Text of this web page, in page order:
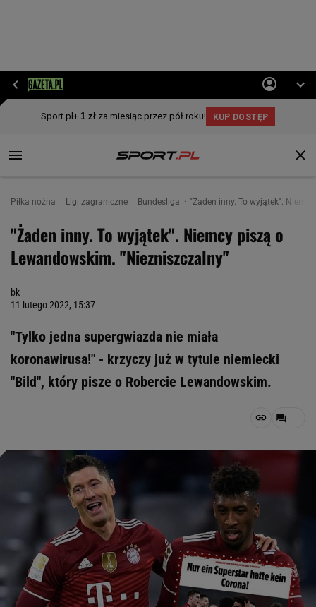
Piłka nożna Ligi zagraniczne Bundesliga "Żaden inny. To wyjątek".
"Żaden inny. To wyjątek". Niemcy piszą o
Lewandowskim. "Niezniszczalny"
bk
11 lutego 2022, 15:37
"Tylko jedna supergwiazda nie miała
koronawirusa!" - krzyczy już w tytule niemiecki
"Bild", który pisze o Robercie Lewandowskim.